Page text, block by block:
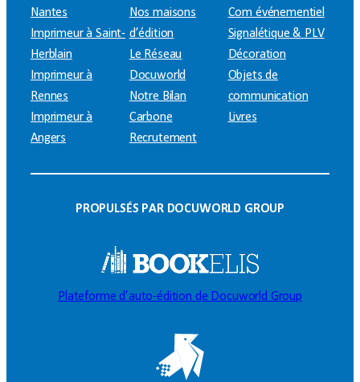
Nantes
Imprimeur à Saint-
Herblain
Imprimeur à
Rennes
Imprimeur à
Angers
Nos maisons
d’édition
Le Réseau
Docuworld
Notre Bilan
Carbone
Recrutement
Com événementiel
Signalétique & PLV
Décoration
Objets de
communication
Livres
PROPULSÉS PAR DOCUWORLD GROUP
Plateforme d’auto-édition de Docuworld Group